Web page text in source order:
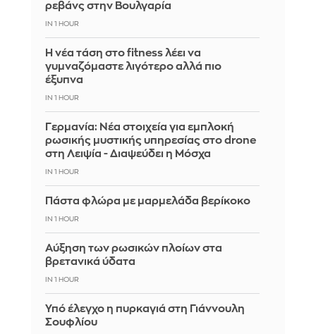
ρεβάνς στην Βουλγαρία
IN 1 HOUR
Η νέα τάση στο fitness λέει να
γυμναζόμαστε λιγότερο αλλά πιο
έξυπνα
IN 1 HOUR
Γερμανία: Νέα στοιχεία για εμπλοκή
ρωσικής μυστικής υπηρεσίας στο drone
στη Λειψία - Διαψεύδει η Μόσχα
IN 1 HOUR
Πάστα φλώρα με μαρμελάδα βερίκοκο
IN 1 HOUR
Αύξηση των ρωσικών πλοίων στα
βρετανικά ύδατα
IN 1 HOUR
Υπό έλεγχο η πυρκαγιά στη Γιάννουλη
Σουφλίου